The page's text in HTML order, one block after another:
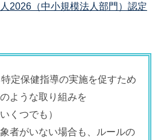
2026（中小規模法人部門）認定
定保健指導の実施を促すため
ような取り組みを
くつでも）
者がいない場合も、ルールの